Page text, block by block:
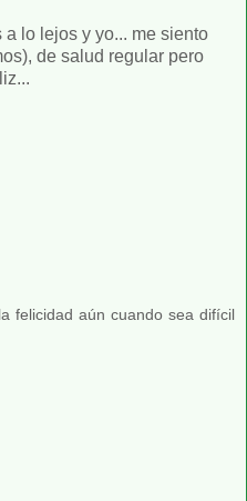
a lo lejos y yo... me siento
de salud regular pero
felicidad aún cuando sea difícil